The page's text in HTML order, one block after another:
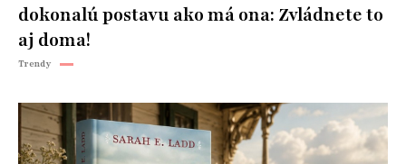
dokonalú postavu ako má ona: Zvládnete to
aj doma!
Trendy